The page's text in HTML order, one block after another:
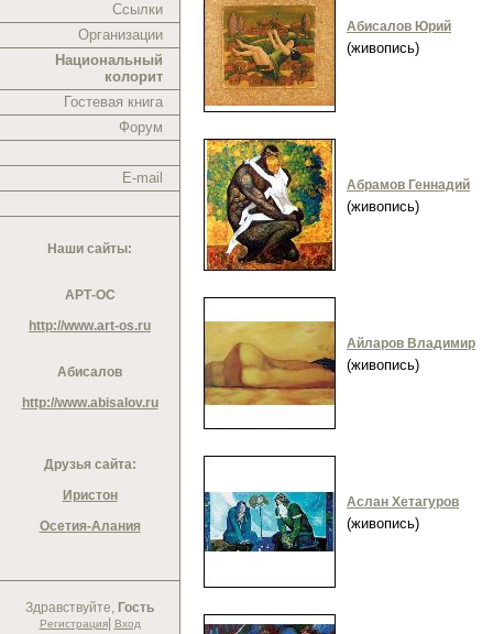
Ссылки
Организации
Национальный
колорит
Гостевая книга
Форум
E-mail
Наши сайты:
АРТ-ОС
http://www.art-os.ru
Абисалов
http://www.abisalov.ru
Друзья сайта:
Иристон
Осетия-Алания
Здравствуйте, Гость
Регистрация| Вход
Абисалов Юрий
(живопись)
Абрамов Геннадий
(живопись)
Айларов Владимир
(живопись)
Аслан Хетагуров
(живопись)